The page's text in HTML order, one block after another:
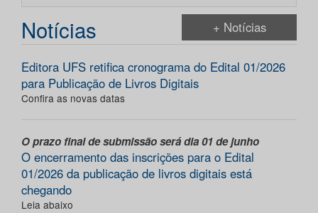
Notícias + Notícias
Editora UFS retifica cronograma do Edital 01/2026
para Publicação de Livros Digitais
Confira as novas datas
O prazo final de submissão será dia 01 de junho
O encerramento das inscrições para o Edital
01/2026 da publicação de livros digitais está
chegando
Leia abaixo